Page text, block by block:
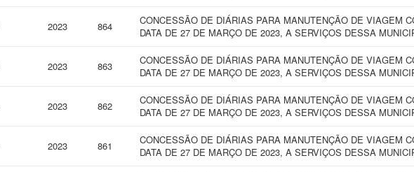
2023 864
CONCESSÃO DE DIÁRIAS PARA MANUTENÇÃO DE VIAGEM
DATA DE 27 DE MARÇO DE 2023, A SERVIÇOS DESSA
2023 863
CONCESSÃO DE DIÁRIAS PARA MANUTENÇÃO DE VIAGEM
DATA DE 27 DE MARÇO DE 2023, A SERVIÇOS DESSA
2023 862
CONCESSÃO DE DIÁRIAS PARA MANUTENÇÃO DE VIAGEM
DATA DE 27 DE MARÇO DE 2023, A SERVIÇOS DESSA
2023 861
CONCESSÃO DE DIÁRIAS PARA MANUTENÇÃO DE VIAGEM
DATA DE 27 DE MARÇO DE 2023, A SERVIÇOS DESSA